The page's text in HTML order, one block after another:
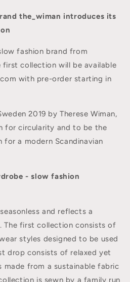
the_wiman introduces its
fashion brand from
first collection will be available
with pre-order starting in
2019 by Therese Wiman,
for circularity and to be the
a modern Scandinavian
- slow fashion
and reflects a
The first collection consists of
styles designed to be used
drop consists of relaxed yet
made from a sustainable fabric